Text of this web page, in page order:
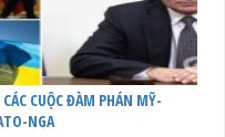
CÁC CUỘC ĐÀM PHÁN MỸ-
NGA